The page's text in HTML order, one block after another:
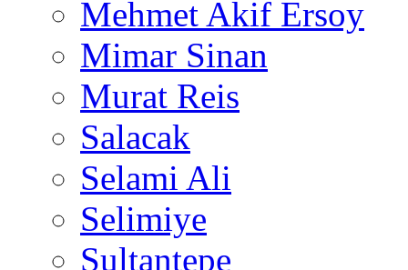
Mehmet Akif Ersoy
Mimar Sinan
Murat Reis
Salacak
Selami Ali
Selimiye
Sultantepe